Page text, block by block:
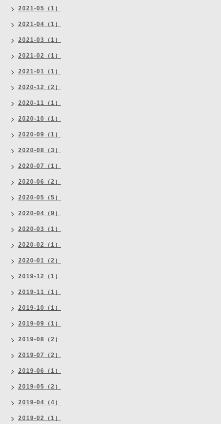
2021-05（1）
2021-04（1）
2021-03（1）
2021-02（1）
2021-01（1）
2020-12（2）
2020-11（1）
2020-10（1）
2020-09（1）
2020-08（3）
2020-07（1）
2020-06（2）
2020-05（5）
2020-04（9）
2020-03（1）
2020-02（1）
2020-01（2）
2019-12（1）
2019-11（1）
2019-10（1）
2019-09（1）
2019-08（2）
2019-07（2）
2019-06（1）
2019-05（2）
2019-04（4）
2019-02（1）